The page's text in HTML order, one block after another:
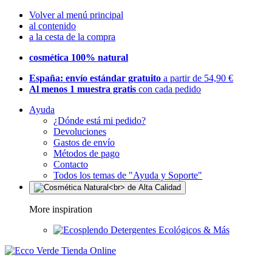
Volver al menú principal
al contenido
a la cesta de la compra
cosmética 100% natural
España: envío estándar gratuito a partir de 54,90 €
Al menos 1 muestra gratis con cada pedido
Ayuda
¿Dónde está mi pedido?
Devoluciones
Gastos de envío
Métodos de pago
Contacto
Todos los temas de "Ayuda y Soporte"
More inspiration
Detergentes Ecológicos & Más